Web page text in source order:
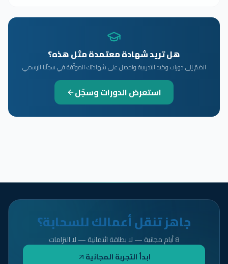
هل تريد شهادة معتمدة مثل هذه؟
انضمّ إلى دورات وكيد التدريبية واحصل على شهادتك الموثّقة في سجلّنا الرسمي
استعرض الدورات وسجّل
جاهز تنقل أعمالك للسحابة؟
8 أيام مجانية — لا بطاقة ائتمانية — لا التزامات
ابدأ التجربة المجانية